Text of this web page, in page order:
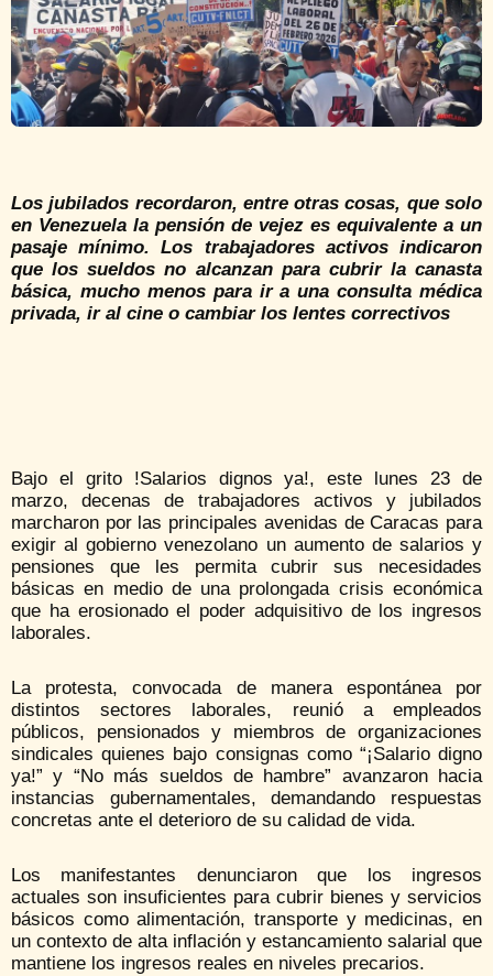
Los jubilados recordaron, entre otras cosas, que solo
en Venezuela la pensión de vejez es equivalente a un
pasaje mínimo. Los trabajadores activos indicaron
que los sueldos no alcanzan para cubrir la canasta
básica, mucho menos para ir a una consulta médica
privada, ir al cine o cambiar los lentes correctivos
Bajo el grito !Salarios dignos ya!, este lunes 23 de
marzo, decenas de trabajadores activos y jubilados
marcharon por las principales avenidas de Caracas para
exigir al gobierno venezolano un aumento de salarios y
pensiones que les permita cubrir sus necesidades
básicas en medio de una prolongada crisis económica
que ha erosionado el poder adquisitivo de los ingresos
laborales.
La protesta, convocada de manera espontánea por
distintos sectores laborales, reunió a empleados
públicos, pensionados y miembros de organizaciones
sindicales quienes bajo consignas como “¡Salario digno
ya!” y “No más sueldos de hambre” avanzaron hacia
instancias gubernamentales, demandando respuestas
concretas ante el deterioro de su calidad de vida.
Los manifestantes denunciaron que los ingresos
actuales son insuficientes para cubrir bienes y servicios
básicos como alimentación, transporte y medicinas, en
un contexto de alta inflación y estancamiento salarial que
mantiene los ingresos reales en niveles precarios.